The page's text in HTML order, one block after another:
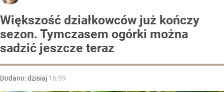
Większość działkowców już kończy
sezon. Tymczasem ogórki można
sadzić jeszcze teraz
Dodano:dzisiaj 16:59